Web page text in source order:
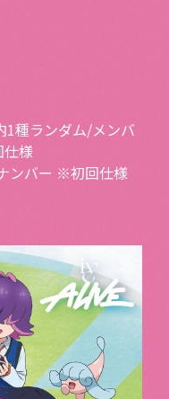
1種ランダム/メンバ
様
ンバー ※初回仕様